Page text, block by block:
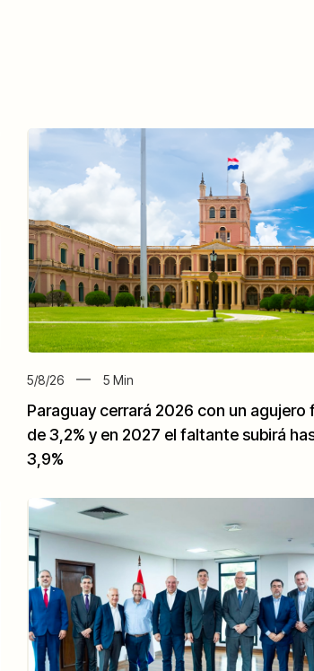
5/8/26 5 Min
Paraguay cerrará 2026 con un agujero
de 3,2% y en 2027 el faltante subirá
3,9%